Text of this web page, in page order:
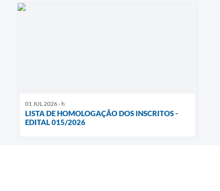
01 JUL 2026 - h
LISTA DE HOMOLOGAÇÃO DOS INSCRITOS -
EDITAL 015/2026